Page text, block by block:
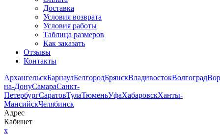
Доставка
Условия возврата
Условия работы
Таблица размеров
Как заказать
Отзывы
Контакты
АрхангельскБарнаулБелгородБрянскВладивостокВолгоград
на-ДонуСамараСанкт-
ПетербургСаратовТулаТюменьУфаХабаровскХанты-
МансийскЧелябинск
Адрес
Кабинет
x